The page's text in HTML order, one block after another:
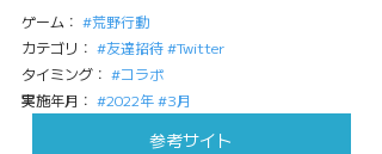
ゲーム： #荒野行動
カテゴリ： #友達招待#Twitter
タイミング： #コラボ
実施年月： #2022年#3月
参考サイト